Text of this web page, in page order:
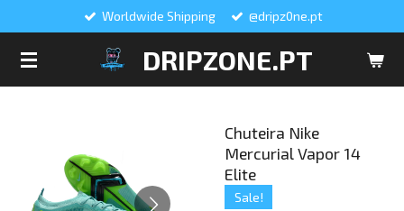
DRIPZONE.PT
Worldwide Shipping @dripz0ne.pt
Chuteira Nike
Mercurial Vapor 14
Elite
Sale!